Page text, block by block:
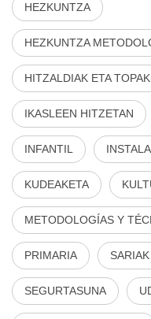
HEZKUNTZA
HEZKUNTZA
HITZALDIAK ETA
IKASLEEN HITZETAN
INFANTIL
KUDEAKETA
METODOLOGÍAS Y
PRIMARIA
SEGURTASUNA